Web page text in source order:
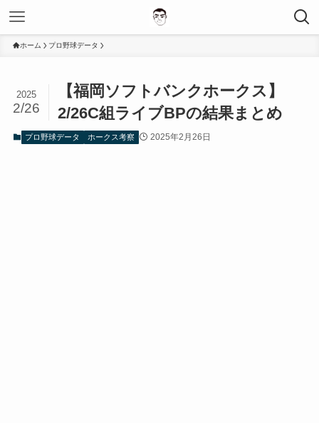
ホーム プロ野球データ
【福岡ソフトバンクホークス】
2/26C組ライブBPの結果まとめ
2025
2/26
プロ野球データ ホークス考察 2025年2月26日